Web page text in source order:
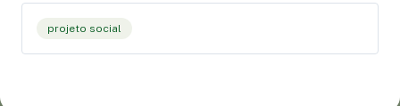
projeto social